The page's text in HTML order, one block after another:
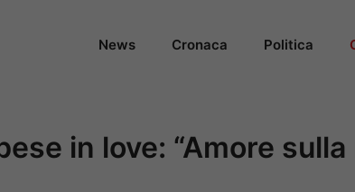
News Cronaca Politica
in love: “Amore sulla